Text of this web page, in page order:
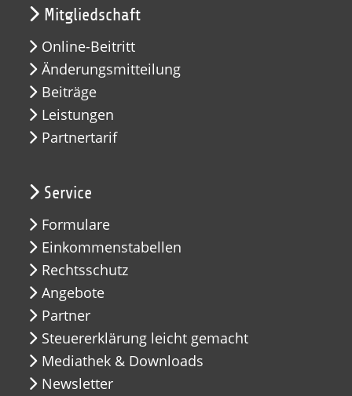
Mitgliedschaft
Online-Beitritt
Änderungsmitteilung
Beiträge
Leistungen
Partnertarif
Service
Formulare
Einkommenstabellen
Rechtsschutz
Angebote
Partner
Steuererklärung leicht gemacht
Mediathek & Downloads
Newsletter